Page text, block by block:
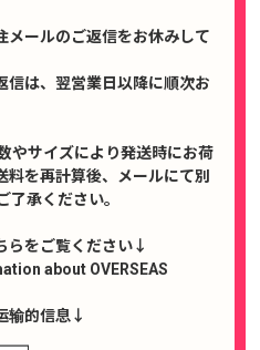
メールのご返信をお休みして
信は、翌営業日以降に順次お
やサイズにより発送時にお荷
を再計算後、メールにて別
了承ください。
らをご覧ください↓
about OVERSEAS
输的信息↓